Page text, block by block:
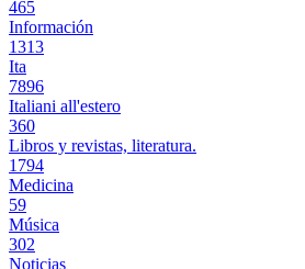
465
Información
1313
Ita
7896
Italiani all'estero
360
Libros y revistas, literatura.
1794
Medicina
59
Música
302
Noticias